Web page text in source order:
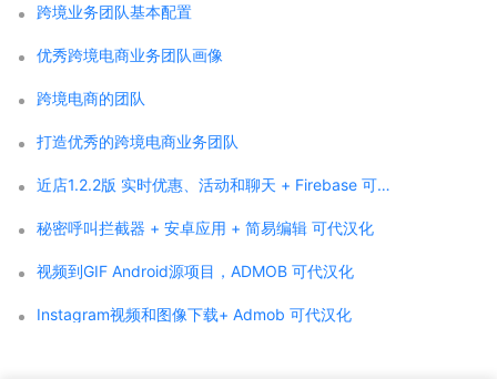
跨境业务团队基本配置
优秀跨境电商业务团队画像
跨境电商的团队
打造优秀的跨境电商业务团队
近店1.2.2版 实时优惠、活动和聊天 + Firebase 可代汉化
秘密呼叫拦截器 + 安卓应用 + 简易编辑 可代汉化
视频到GIF Android源项目，ADMOB 可代汉化
Instagram视频和图像下载+ Admob 可代汉化